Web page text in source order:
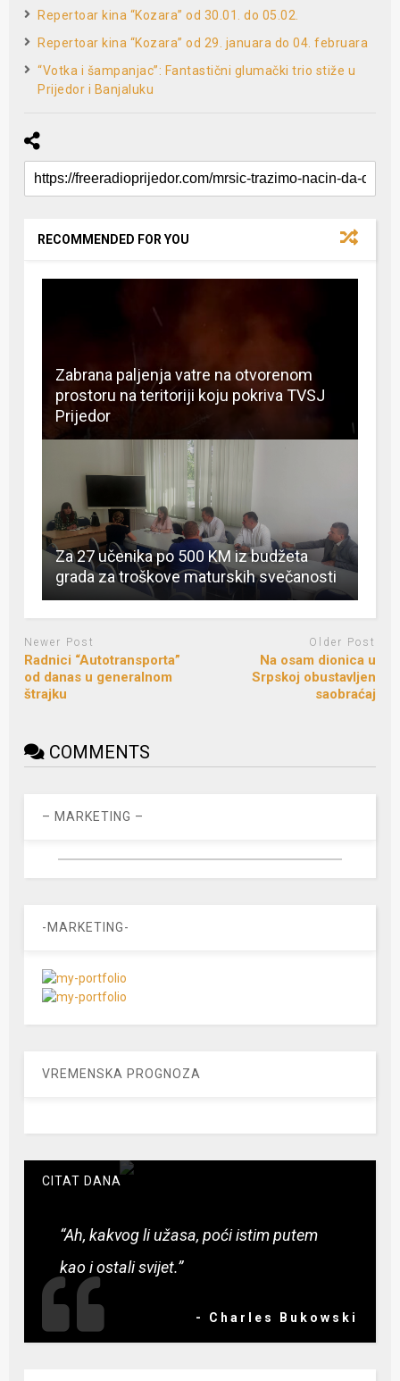
Repertoar kina “Kozara” od 30.01. do 05.02.
Repertoar kina “Kozara” od 29. januara do 04. februara
“Votka i šampanjac”: Fantastični glumački trio stiže u
Prijedor i Banjaluku
RECOMMENDED FOR YOU
Zabrana paljenja vatre na otvorenom
prostoru na teritoriji koju pokriva TVSJ
Prijedor
Za 27 učenika po 500 KM iz budžeta
grada za troškove maturskih svečanosti
Newer Post
Radnici “Autotransporta”
od danas u generalnom
štrajku
Older Post
Na osam dionica u
Srpskoj obustavljen
saobraćaj
COMMENTS
– MARKETING –
-MARKETING-
VREMENSKA PROGNOZA
CITAT DANA
“Ah, kakvog li užasa, poći istim putem
kao i ostali svijet.”
- Charles Bukowski